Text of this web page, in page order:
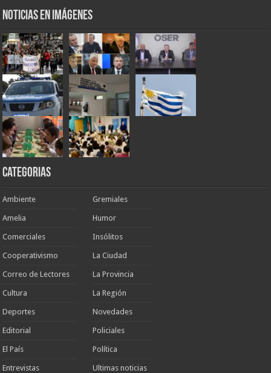
Noticias en Imágenes
Categorias
Ambiente
Amelia
Comerciales
Cooperativismo
Correo de Lectores
Cultura
Deportes
Editorial
El País
Entrevistas
Gremiales
Humor
Insólitos
La Ciudad
La Provincia
La Región
Novedades
Policiales
Política
Ultimas noticias